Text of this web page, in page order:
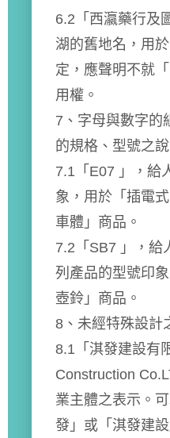
6.2「西瀛藥行及
湖的舊地名，用
定，應聲明不就
用權。
7、字母與數字的
的規格、型號之說
7.1「E07 」，給
象，用於「插電
車體」商品。
7.2「SB7 」，給
列產品的型號印
壺鈴」商品。
8、未經特殊設計
8.1「淇發建設有
Construction
業主體之表示。
發」或「淇發建